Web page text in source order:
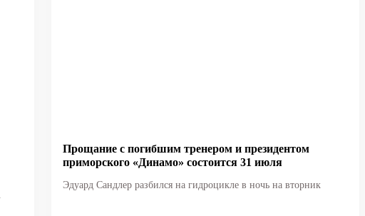
Прощание с погибшим тренером и президентом
приморского «Динамо» состоится 31 июля
Эдуард Сандлер разбился на гидроцикле в ночь на вторник